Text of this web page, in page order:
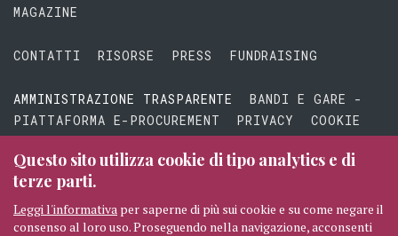
MAGAZINE
CONTATTI RISORSE PRESS FUNDRAISING
AMMINISTRAZIONE TRASPARENTE
BANDI E GARE -
PIATTAFORMA E-PROCUREMENT
PRIVACY
COOKIE
TERMINI E CONDIZIONI
Questo sito utilizza cookie di tipo analytics e di
terze parti.
Leggi l'informativa per saperne di più sui cookie e su come negare il
consenso al loro uso. Proseguendo nella navigazione, acconsenti